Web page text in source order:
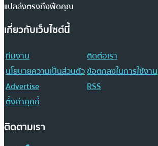
แปลส่งตรงถึงฟีดคุณ
เกี่ยวกับเว็บไซต์นี้
ทีมงาน
ติดต่อเรา
นโยบายความเป็นส่วนตัวข้อตกลงในการใช้งาน
Advertise
RSS
ตั้งค่าคุกกี้
ติดตามเรา